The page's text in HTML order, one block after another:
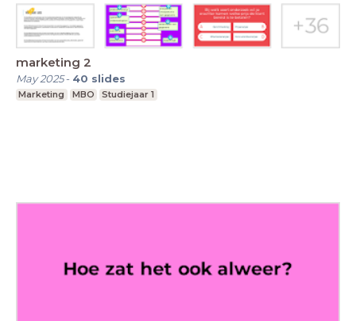
marketing 2
May 2025- 40 slides
Marketing MBO Studiejaar 1